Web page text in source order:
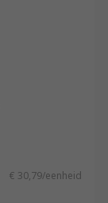
€ 30,79/eenheid